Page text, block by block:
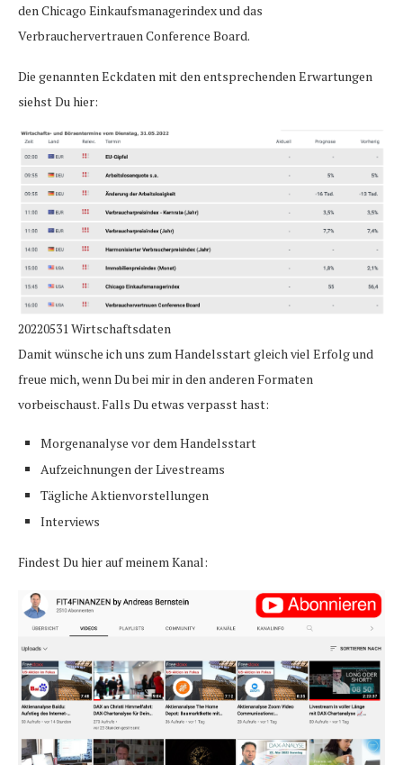
den Chicago Einkaufsmanagerindex und das
Verbrauchervertrauen Conference Board.
Die genannten Eckdaten mit den entsprechenden Erwartungen
siehst Du hier:
20220531 Wirtschaftsdaten
Damit wünsche ich uns zum Handelsstart gleich viel Erfolg und
freue mich, wenn Du bei mir in den anderen Formaten
vorbeischaust. Falls Du etwas verpasst hast:
Morgenanalyse vor dem Handelsstart
Aufzeichnungen der Livestreams
Tägliche Aktienvorstellungen
Interviews
Findest Du hier auf meinem Kanal: